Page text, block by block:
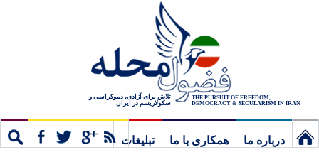
THE PURSUIT OF FREEDOM,
DEMOCRACY & SECULARISM IN IRAN
تلاش برای آزادی، دموکراسی و
سکولاریسم در ایران
درباره ما همکاری با ما
تبلیغات